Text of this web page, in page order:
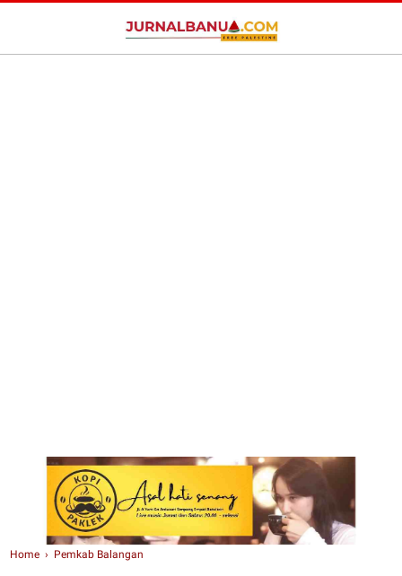
Home › Pemkab Balangan